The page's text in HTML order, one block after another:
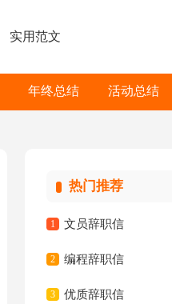
实用范文
活动总结
年终总结
热门推荐
1 文员辞职信
2 编程辞职信
3 优质辞职信